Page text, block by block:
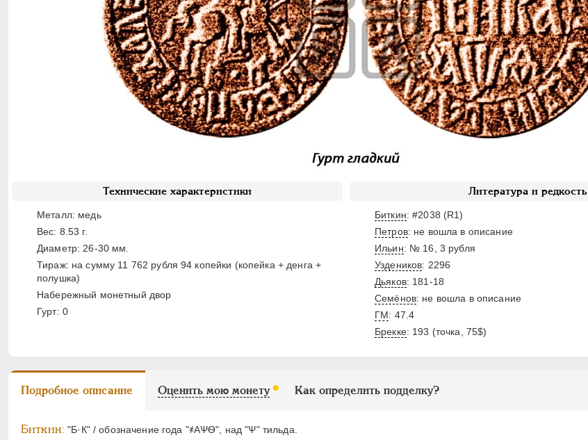
Технические характеристики
Металл: медь
Вес: 8.53 г.
Диаметр: 26-30 мм.
Тираж: на сумму 11 762 рубля 94 копейки (копейка + денга +
полушка)
Набережный монетный двор
Гурт: 0
Литература и редкость
Биткин: #2038 (R1)
Петров: не вошла в описание
Ильин: № 16, 3 рубля
Уздеников: 2296
Дьяков: 181-18
Семёнов: не вошла в описание
ГМ: 47.4
Брекке: 193 (точка, 75$)
Подробное описание Оценить мою монету Как определить подделку?
Биткин: "Б·К" / обозначение года "҂АѰѲ", над "Ѱ" тильда.